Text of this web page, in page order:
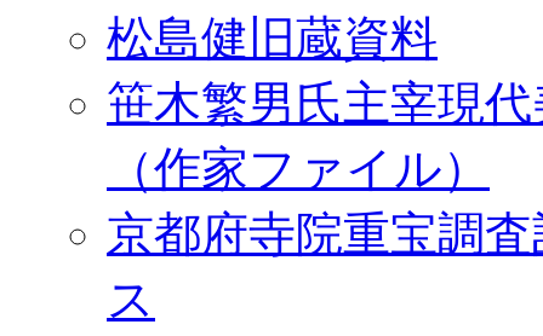
松島健旧蔵資料
笹木繁男氏主宰現
（作家ファイル）
京都府寺院重宝調
ス